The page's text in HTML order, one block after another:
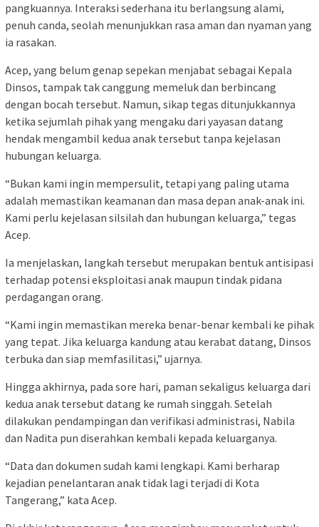
pangkuannya. Interaksi sederhana itu berlangsung alami,
penuh canda, seolah menunjukkan rasa aman dan nyaman yang
ia rasakan.
Acep, yang belum genap sepekan menjabat sebagai Kepala
Dinsos, tampak tak canggung memeluk dan berbincang
dengan bocah tersebut. Namun, sikap tegas ditunjukkannya
ketika sejumlah pihak yang mengaku dari yayasan datang
hendak mengambil kedua anak tersebut tanpa kejelasan
hubungan keluarga.
“Bukan kami ingin mempersulit, tetapi yang paling utama
adalah memastikan keamanan dan masa depan anak-anak ini.
Kami perlu kejelasan silsilah dan hubungan keluarga,” tegas
Acep.
Ia menjelaskan, langkah tersebut merupakan bentuk antisipasi
terhadap potensi eksploitasi anak maupun tindak pidana
perdagangan orang.
“Kami ingin memastikan mereka benar-benar kembali ke pihak
yang tepat. Jika keluarga kandung atau kerabat datang, Dinsos
terbuka dan siap memfasilitasi,” ujarnya.
Hingga akhirnya, pada sore hari, paman sekaligus keluarga dari
kedua anak tersebut datang ke rumah singgah. Setelah
dilakukan pendampingan dan verifikasi administrasi, Nabila
dan Nadita pun diserahkan kembali kepada keluarganya.
“Data dan dokumen sudah kami lengkapi. Kami berharap
kejadian penelantaran anak tidak lagi terjadi di Kota
Tangerang,” kata Acep.